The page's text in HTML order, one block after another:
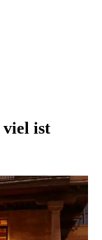
viel ist